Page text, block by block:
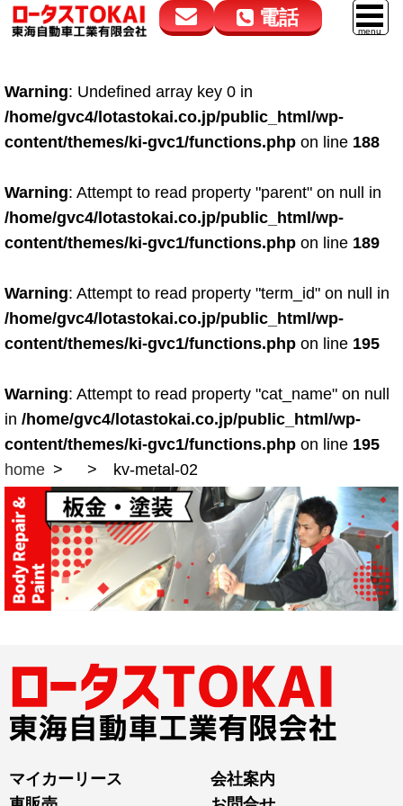
電話
050-5264-4432
9:00～18:00
050-5264-4433
9:00～18:00
車販売
スマイル車検
鈑金・塗装
点検・整備
ロードサービス
レンタカー
Warning: Undefined array key 0 in
/home/gvc4/lotastokai.co.jp/public_html/wp-
content/themes/ki-gvc1/functions.php on line 188
Warning: Attempt to read property "parent" on null in
/home/gvc4/lotastokai.co.jp/public_html/wp-
content/themes/ki-gvc1/functions.php on line 189
Warning: Attempt to read property "term_id" on null in
/home/gvc4/lotastokai.co.jp/public_html/wp-
content/themes/ki-gvc1/functions.php on line 195
Warning: Attempt to read property "cat_name" on null
in /home/gvc4/lotastokai.co.jp/public_html/wp-
content/themes/ki-gvc1/functions.php on line 195
home
kv-metal-02
マイカーリース
会社案内